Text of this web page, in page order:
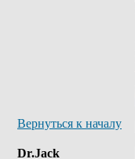
Вернуться к началу
Dr.Jack